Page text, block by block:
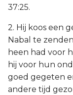
37:25.
2. Hij koos een
Nabal te
heen had voor
hij voor hun
goed gegeten
andere tijd